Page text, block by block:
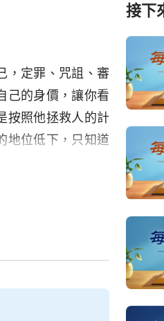
，定罪、咒詛、審
己的身價，讓你看
按照他拯救人的計
地位低下，只知道
，你不知道這些
，都是為了將愛
，即讓人追求生
給人的
來感
交易的拯救。神
接下